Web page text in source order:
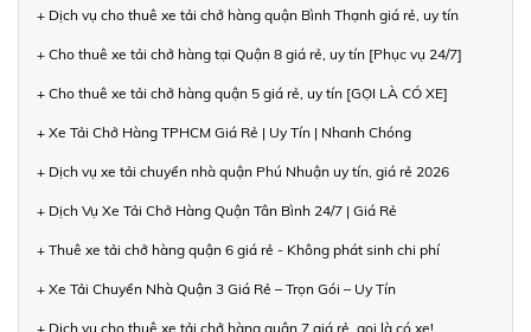
+ Dịch vụ cho thuê xe tải chở hàng quận Bình Thạnh giá rẻ, uy tín
+ Cho thuê xe tải chở hàng tại Quận 8 giá rẻ, uy tín [Phục vụ 24/7]
+ Cho thuê xe tải chở hàng quận 5 giá rẻ, uy tín [GỌI LÀ CÓ XE]
+ Xe Tải Chở Hàng TPHCM Giá Rẻ | Uy Tín | Nhanh Chóng
+ Dịch vụ xe tải chuyển nhà quận Phú Nhuận uy tín, giá rẻ 2026
+ Dịch Vụ Xe Tải Chở Hàng Quận Tân Bình 24/7 | Giá Rẻ
+ Thuê xe tải chở hàng quận 6 giá rẻ - Không phát sinh chi phí
+ Xe Tải Chuyển Nhà Quận 3 Giá Rẻ – Trọn Gói – Uy Tín
+ Dịch vụ cho thuê xe tải chở hàng quận 7 giá rẻ, gọi là có xe!